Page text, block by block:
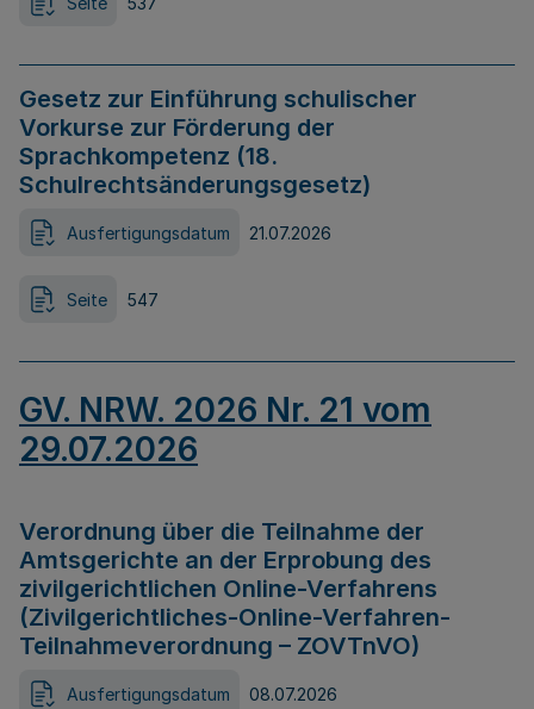
Gesetz zur Einführung schulischer
Vorkurse zur Förderung der
Sprachkompetenz (18.
Schulrechtsänderungsgesetz)
Ausfertigungsdatum 21.07.2026
Seite 547
GV. NRW. 2026 Nr. 21 vom
29.07.2026
Verordnung über die Teilnahme der
Amtsgerichte an der Erprobung des
zivilgerichtlichen Online-Verfahrens
(Zivilgerichtliches-Online-Verfahren-
Teilnahmeverordnung – ZOVTnVO)
Ausfertigungsdatum 08.07.2026